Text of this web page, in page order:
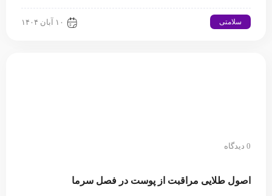
سلامتی ۱۰ آبان ۱۴۰۴
0 دیدگاه
اصول طلایی مراقبت از پوست در فصل سرما